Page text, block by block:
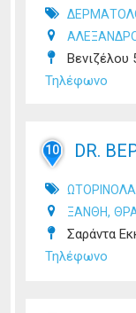
Βενιζέλου
Τηλέφωνο
10 DR.
ΞΑΝΘΗ,
Σαράντα
Τηλέφωνο